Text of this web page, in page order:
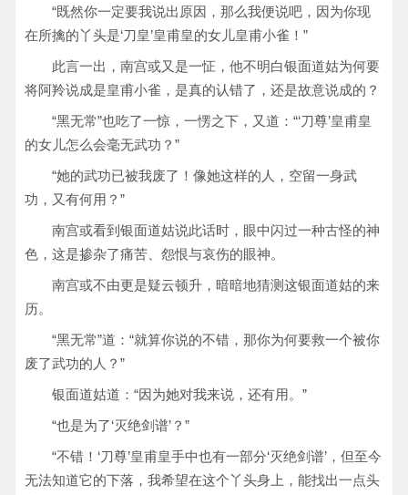
“既然你一定要我说出原因，那么我便说吧，因为你现
在所擒的丫头是‘刀皇’皇甫皇的女儿皇甫小雀！”
此言一出，南宫或又是一怔，他不明白银面道姑为何要
将阿羚说成是皇甫小雀，是真的认错了，还是故意说成的？
“黑无常”也吃了一惊，一愣之下，又道：“‘刀尊’皇甫皇
的女儿怎么会毫无武功？”
“她的武功已被我废了！像她这样的人，空留一身武
功，又有何用？”
南宫或看到银面道姑说此话时，眼中闪过一种古怪的神
色，这是掺杂了痛苦、怨恨与哀伤的眼神。
南宫或不由更是疑云顿升，暗暗地猜测这银面道姑的来
历。
“黑无常”道：“就算你说的不错，那你为何要救一个被你
废了武功的人？”
银面道姑道：“因为她对我来说，还有用。”
“也是为了‘灭绝剑谱’？”
“不错！‘刀尊’皇甫皇手中也有一部分‘灭绝剑谱’，但至今
无法知道它的下落，我希望在这个丫头身上，能找出一点头